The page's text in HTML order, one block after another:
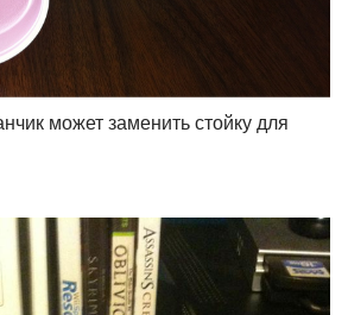
может заменить стойку для